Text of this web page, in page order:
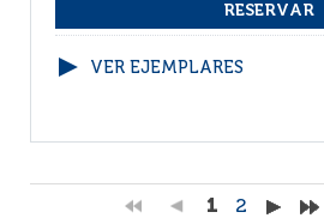
VER EJEMPLARES
1 2